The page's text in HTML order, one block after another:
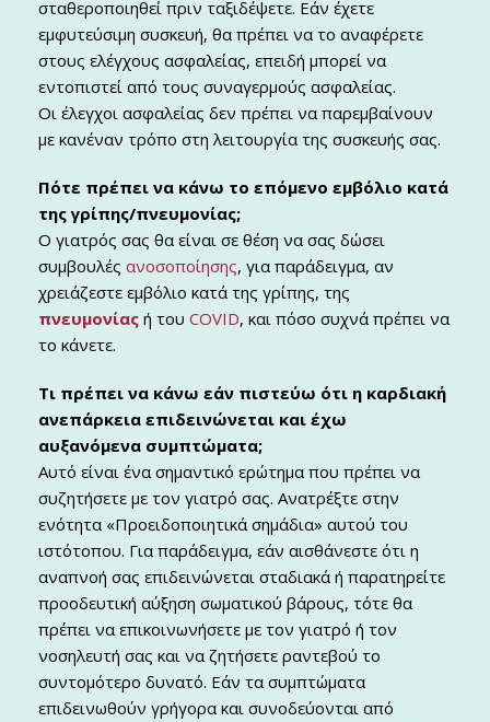
σταθεροποιηθεί πριν ταξιδέψετε. Εάν έχετε
εμφυτεύσιμη συσκευή, θα πρέπει να το αναφέρετε
στους ελέγχους ασφαλείας, επειδή μπορεί να
εντοπιστεί από τους συναγερμούς ασφαλείας.
Οι έλεγχοι ασφαλείας δεν πρέπει να παρεμβαίνουν
με κανέναν τρόπο στη λειτουργία της συσκευής σας.
Πότε πρέπει να κάνω το επόμενο εμβόλιο κατά
της γρίπης/πνευμονίας;
Ο γιατρός σας θα είναι σε θέση να σας δώσει
συμβουλές ανοσοποίησης, για παράδειγμα, αν
χρειάζεστε εμβόλιο κατά της γρίπης, της
πνευμονίας ή του COVID, και πόσο συχνά πρέπει να
το κάνετε.
Τι πρέπει να κάνω εάν πιστεύω ότι η καρδιακή
ανεπάρκεια επιδεινώνεται και έχω
αυξανόμενα συμπτώματα;
Αυτό είναι ένα σημαντικό ερώτημα που πρέπει να
συζητήσετε με τον γιατρό σας. Ανατρέξτε στην
ενότητα «Προειδοποιητικά σημάδια» αυτού του
ιστότοπου. Για παράδειγμα, εάν αισθάνεστε ότι η
αναπνοή σας επιδεινώνεται σταδιακά ή παρατηρείτε
προοδευτική αύξηση σωματικού βάρους, τότε θα
πρέπει να επικοινωνήσετε με τον γιατρό ή τον
νοσηλευτή σας και να ζητήσετε ραντεβού το
συντομότερο δυνατό. Εάν τα συμπτώματα
επιδεινωθούν γρήγορα και συνοδεύονται από